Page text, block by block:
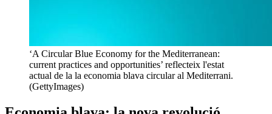
‘A Circular Blue Economy for the Mediterranean:
current practices and opportunities’ reflecteix l'estat
actual de la la economia blava circular al Mediterrani.
(GettyImages)